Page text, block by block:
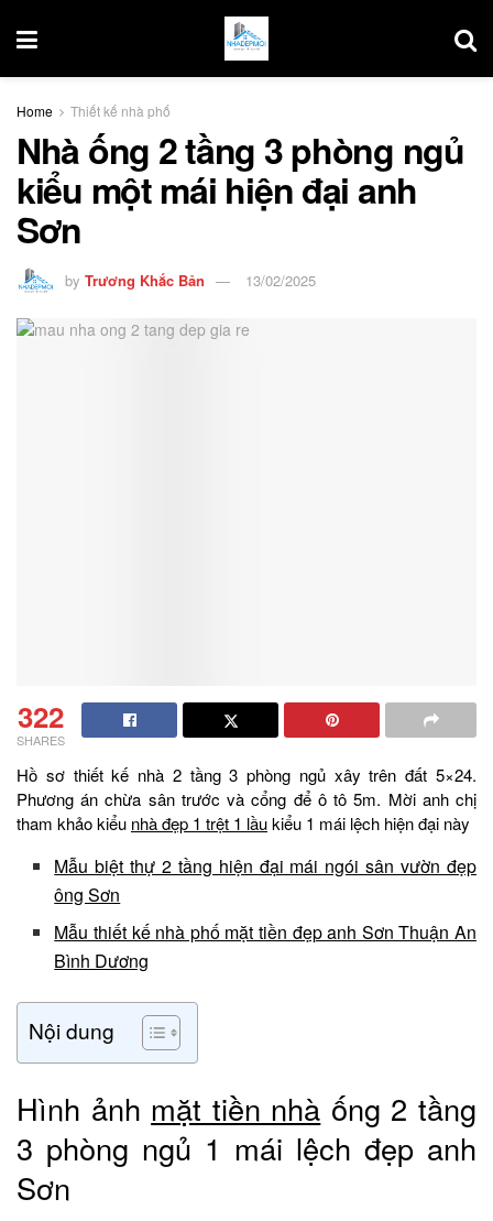
Home Thiết kế nhà phố
Nhà ống 2 tầng 3 phòng ngủ
kiểu một mái hiện đại anh
Sơn
by Trương Khắc Bản 13/02/2025
322
SHARES
Hồ sơ thiết kế nhà 2 tầng 3 phòng ngủ xây trên đất 5×24.
Phương án chừa sân trước và cổng để ô tô 5m. Mời anh chị
tham khảo kiểu nhà đẹp 1 trệt 1 lầukiểu 1 mái lệch hiện đại này
Mẫu biệt thự 2 tầng hiện đại mái ngói sân vườn đẹp
ông Sơn
Mẫu thiết kế nhà phố mặt tiền đẹp anh Sơn Thuận An
Bình Dương
Nội dung
Hình ảnh mặt tiền nhà ống 2 tầng
3 phòng ngủ 1 mái lệch đẹp anh
Sơn